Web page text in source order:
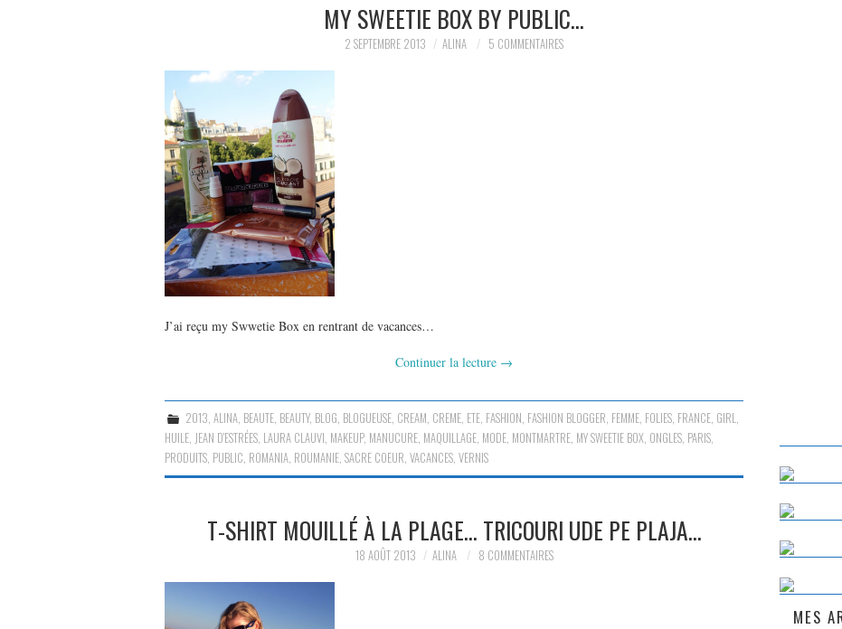
MY SWEETIE BOX BY PUBLIC…
2 SEPTEMBRE 2013 ALINA 5 COMMENTAIRES
J’ai reçu my Swwetie Box en rentrant de vacances…
Continuer la lecture →
2013,ALINA, BEAUTE, BEAUTY, BLOG, BLOGUEUSE, CREAM, CREME, ETE, FASHION, FASHION BLOGGER, FEMME, FOLIES, FRANCE, GIRL,
HUILE, JEAN D'ESTRÉES, LAURA CLAUVI, MAKEUP, MANUCURE, MAQUILLAGE, MODE, MONTMARTRE, MY SWEETIE BOX, ONGLES, PARIS,
PRODUITS, PUBLIC, ROMANIA, ROUMANIE, SACRE COEUR, VACANCES, VERNIS
T-SHIRT MOUILLÉ À LA PLAGE… TRICOURI UDE PE PLAJA…
18 AOÛT 2013 ALINA 8 COMMENTAIRES
MES